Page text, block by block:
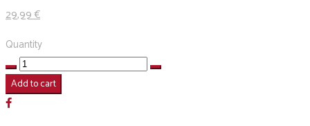
29,99€
Quantity
Internationally
Accredited
Add to cart